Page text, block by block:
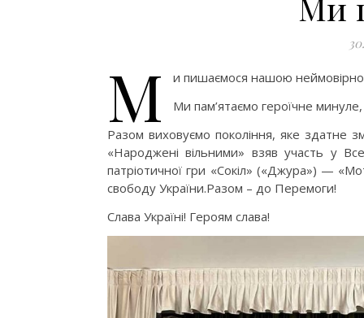
М
и пишаємося нашою
Ми пам’ятаємо героїчне
Разом виховуємо покоління, яке здатне
«Народжені вільними» взяв участь у
патріотичної гри «Сокіл» («Джура») —
свободу України.Разом – до Перемоги!
Слава Україні! Героям слава!